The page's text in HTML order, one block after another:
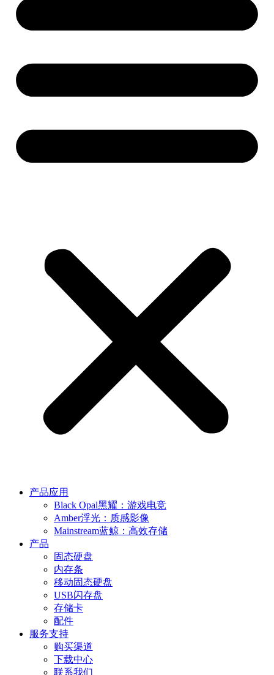
产品应用
Black Opal黑耀：游戏电竞
Amber浮光：质感影像
Mainstream蓝鲸：高效存储
产品
固态硬盘
内存条
移动固态硬盘
USB闪存盘
存储卡
配件
服务支持
购买渠道
下载中心
联系我们